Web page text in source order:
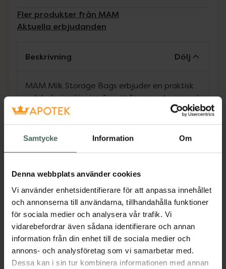
Samtycke Information Om
Denna webbplats använder cookies
Vi använder enhetsidentifierare för att anpassa innehållet
och annonserna till användarna, tillhandahålla funktioner
för sociala medier och analysera vår trafik. Vi
vidarebefordrar även sådana identifierare och annan
information från din enhet till de sociala medier och
annons- och analysföretag som vi samarbetar med.
Dessa kan i sin tur kombinera informationen med annan
Fler produkter från MAM
Aktuella erbjudanden
Beskrivning Dölj
MAM Milk Storage Bags erbjuder en praktisk
och bekväm lösning för att förvara utpumpad
bröstmjölk. Påsarna är försteriliserade och
redo att användas direkt, vilket sparar tid och
säkerställer hygien. Påsarna är direkt
kompatibla med MAMs manuella bröstpump
bröstmjölken pumpas direkt i förvaringspåsen.
läckagesäkra, och den kompakta designen
gör att de enkelt kan förvaras i både kyl och
frys – förvaring i frysen håller upp till 6
månader. Säljs i 25-pack och varje påse kan
rymma max. 180ml.
EAN:07392855162136